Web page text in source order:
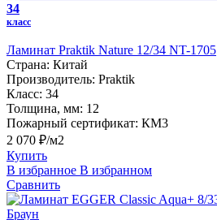
34
класс
Ламинат Praktik Nature 12/34 NT-1705
Страна: Китай
Производитель: Praktik
Класс: 34
Толщина, мм: 12
Пожарный сертификат: КМ3
2 070 ₽/м2
Купить
В избранное В избранном
Сравнить